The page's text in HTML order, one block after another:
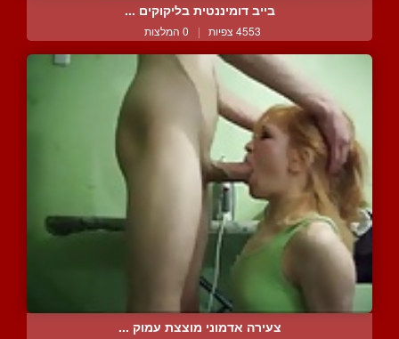
בייב דומיננטית בליקוקים ...
4553 צפיות | 0 המלצות
צעירה אדמוני מוצצת עמוק ...